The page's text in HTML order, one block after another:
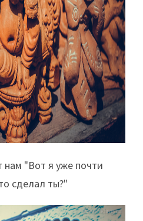
нам "Вот я уже почти
сделал ты?"